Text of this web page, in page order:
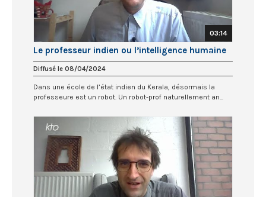
03:14
Le professeur indien ou l’intelligence humaine
Diffusé le 08/04/2024
Dans une école de l’état indien du Kerala, désormais la
professeure est un robot. Un robot-prof naturellement an...